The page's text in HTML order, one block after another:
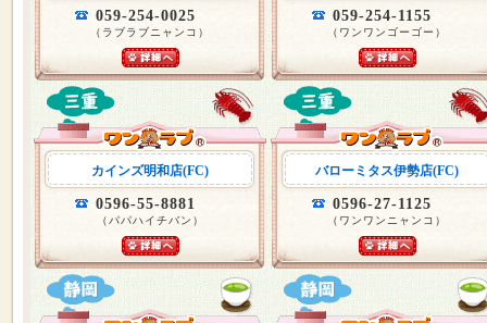
059-254-0025
（ラブラブニャンコ）
059-254-1155
（ワンワンゴーゴー）
カインズ明和店(FC)
0596-55-8881
（パパハイチバン）
バローミタス伊勢店(FC)
0596-27-1125
（ワンワンニャンコ）